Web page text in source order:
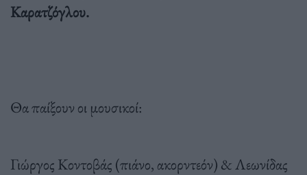
Καρατζόγλου.
Θα παίξουν οι μουσικοί:
Γιώργος Κοντοβάς (πιάνο, ακορντεόν) & Λεωνίδας